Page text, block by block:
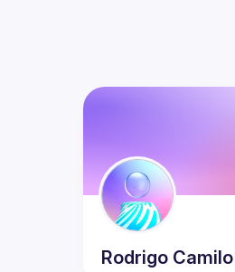
Rodrigo Camilo